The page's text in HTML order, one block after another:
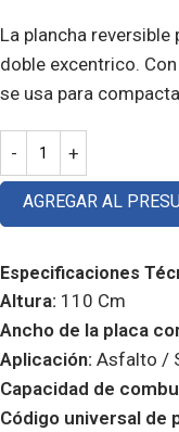
La plancha
doble excentrico.
se usa para
AGREGAR AL
Especificaciones
Altura: 110 Cm
Ancho de la placa
Aplicación: Asfalto /
Capacidad de
Código universal de